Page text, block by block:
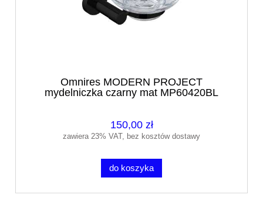
Omnires MODERN PROJECT
mydelniczka czarny mat MP60420BL
150,00 zł
zawiera 23% VAT, bez kosztów dostawy
do koszyka